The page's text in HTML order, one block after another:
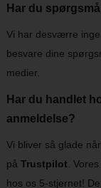
Har du
Vi har desværre
besvare dine
medier.
Har du handlet
anmeldelse?
Vi bliver så glade
på Trustpilot .
hos os 5-stjernet!